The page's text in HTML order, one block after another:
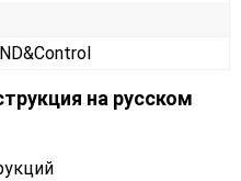
на русском